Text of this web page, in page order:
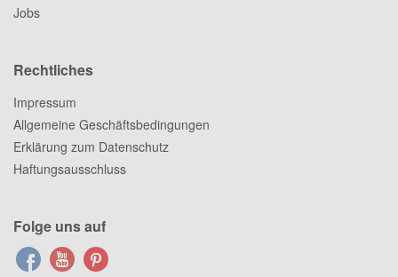
Jobs
Rechtliches
Impressum
Allgemeine Geschäftsbedingungen
Erklärung zum Datenschutz
Haftungsausschluss
Folge uns auf